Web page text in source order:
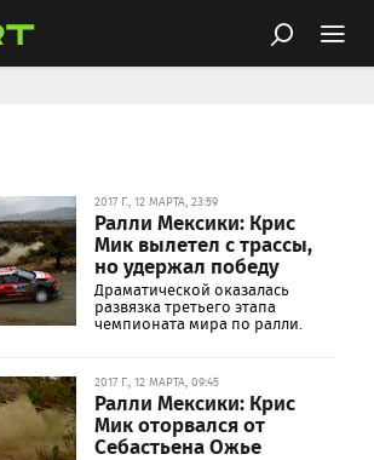
2017 Г., 12 МАРТА, 23:59
Ралли Мексики: Крис
Мик вылетел с трассы,
но удержал победу
Драматической оказалась
развязка третьего этапа
чемпионата мира по ралли.
2017 Г., 12 МАРТА, 09:45
Ралли Мексики: Крис
Мик оторвался от
Себастьена Ожье